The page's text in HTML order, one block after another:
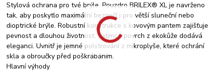
Stylová ochrana pro tvé brýle. Pouzdro BRILEX® XL je navrženo
tak, aby poskytlo maximální bezpečí i pro větší sluneční nebo
dioptrické brýle. Robustní konstrukce s kovovým pantem zajišťuje
pevnost a dlouhou životnost, zatímco povrch z ekokůže dodává
eleganci. Uvnitř je jemné polstrování z mikroplyše, které ochrání
skla a obroučky před poškrábáním.
Hlavní výhody